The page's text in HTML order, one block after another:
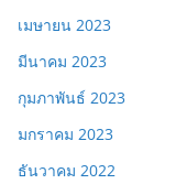
เมษายน 2023
มีนาคม 2023
กุมภาพันธ์ 2023
มกราคม 2023
ธันวาคม 2022